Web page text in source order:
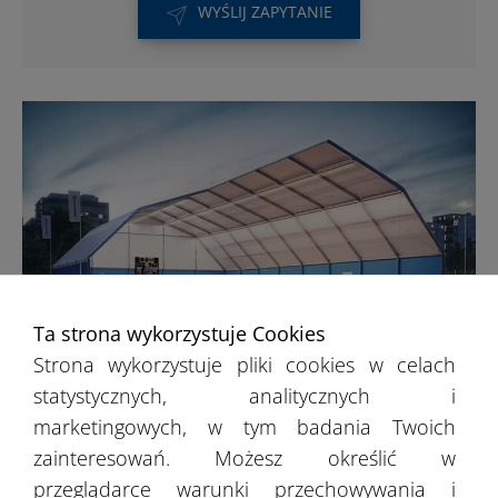
WYŚLIJ ZAPYTANIE
Hale sportowe
Do przygotowania zadaszonej imprezy lub
Ta strona wykorzystuje Cookies
Strona wykorzystuje pliki cookies w celach
statystycznych, analitycznych i
marketingowych, w tym badania Twoich
zainteresowań. Możesz określić w
przeglądarce warunki przechowywania i